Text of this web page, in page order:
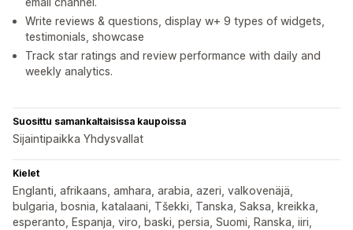
Write reviews & questions, display w+ 9 types of widgets,
testimonials, showcase
Track star ratings and review performance with daily and
weekly analytics.
Suosittu samankaltaisissa kaupoissa
Sijaintipaikka Yhdysvallat
Kielet
Englanti, afrikaans, amhara, arabia, azeri, valkovenäjä,
bulgaria, bosnia, katalaani, Tšekki, Tanska, Saksa, kreikka,
esperanto, Espanja, viro, baski, persia, Suomi, Ranska, iiri,